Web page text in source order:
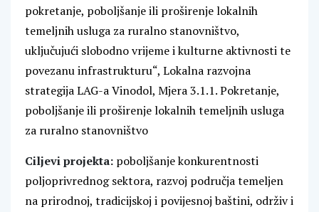
pokretanje, poboljšanje ili proširenje lokalnih
temeljnih usluga za ruralno stanovništvo,
uključujući slobodno vrijeme i kulturne aktivnosti te
povezanu infrastrukturu“, Lokalna razvojna
strategija LAG-a Vinodol, Mjera 3.1.1. Pokretanje,
poboljšanje ili proširenje lokalnih temeljnih usluga
za ruralno stanovništvo
Ciljevi projekta: poboljšanje konkurentnosti
poljoprivrednog sektora, razvoj područja temeljen
na prirodnoj, tradicijskoj i povijesnoj baštini, održiv i